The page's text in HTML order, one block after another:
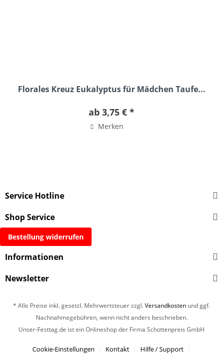
Florales Kreuz Eukalyptus für Mädchen Taufe...
ab 3,75 € *
Merken
Service Hotline
Shop Service
Bestellung widerrufen
Informationen
Newsletter
* Alle Preise inkl. gesetzl. Mehrwertsteuer zzgl.Versandkosten und ggf.
Nachnahmegebühren, wenn nicht anders beschrieben.
Unser-Festtag.de ist ein Onlineshop der Firma Schottenpreis GmbH
Cookie-Einstellungen Kontakt
Hilfe / Support